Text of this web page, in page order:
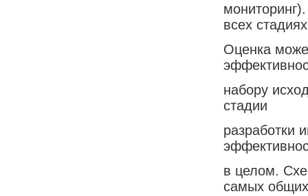
всех
Оценка
набору
стадии
разработки
в целом.
самых общих